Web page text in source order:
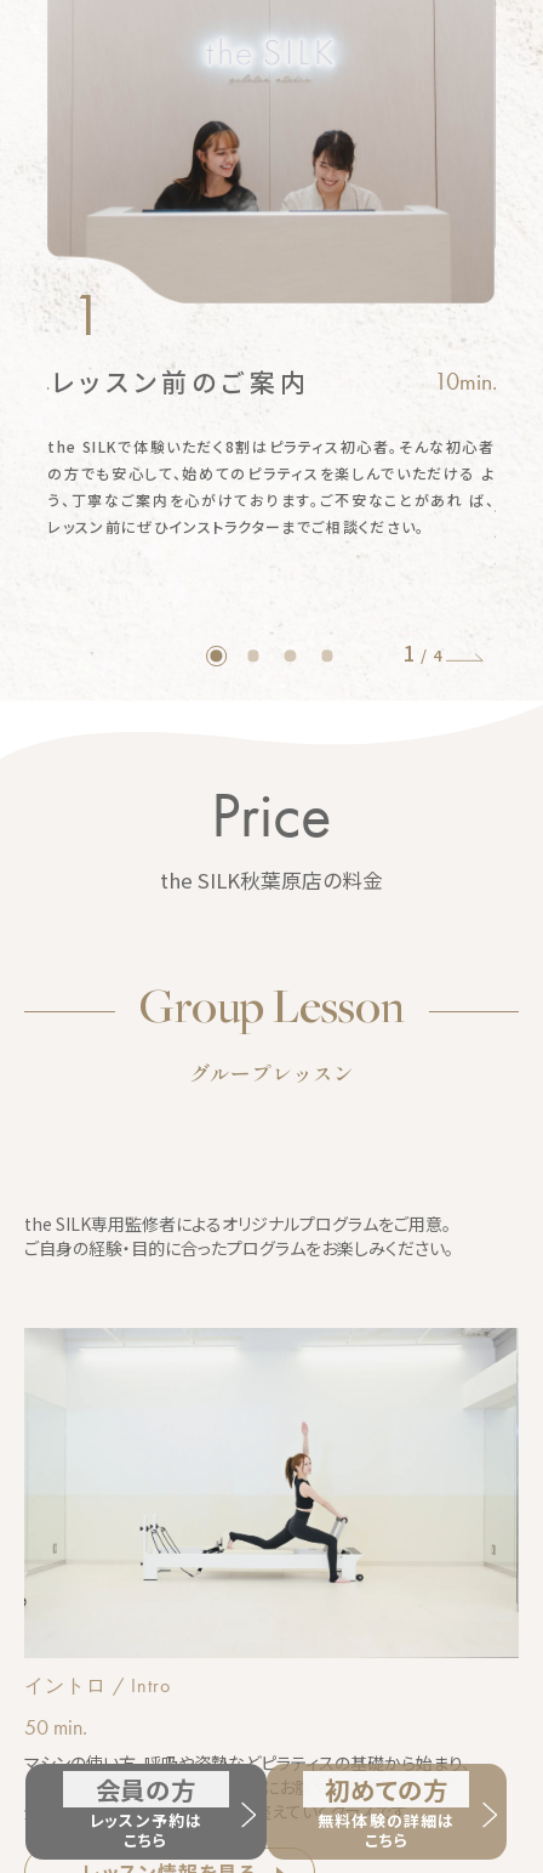
1
レッスン前のご案内 10min.
the SILKで体験いただく8割はピラティス初心者。そんな初心者
の方でも安心して、始めてのピラティスを楽しんでいただける よ
う、丁寧なご案内を心がけております。ご不安なことがあれ ば、
レッスン前にぜひインストラクターまでご相談ください。
付」
せん
気軽
1 / 4
Price
the SILK秋葉原店の料金
Group Lesson
グループレッスン
the SILK専用監修者によるオリジナルプログラムをご用意。
ご自身の経験・目的に合ったプログラムをお楽しみください。
イントロ / Intro
50 min.
マシンの使い方、呼吸や姿勢などピラティスの基礎から始まり、
ピラティスの基本的な動きを中心にお腹や背中、脚周りなど
全身を内側から丁寧に引き締め整えていくクラスです。
会員の方
レッスン予約は
こちら
初めての方
無料体験の詳細は
こちら